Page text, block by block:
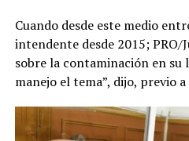
Cuando desde este medio
intendente desde 2015; PRO/
sobre la contaminación en su
manejo el tema”, dijo, previo